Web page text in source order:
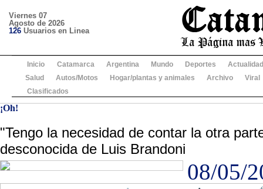
Viernes 07
Agosto de 2026
126 Usuarios en Linea
Inicio Catamarca Argentina Mundo Deportes
Actualidad
Salud
Autos/Motos Hogar/plantas y animales Archivo
Viral
Clasificados
¡Oh!
"Tengo la necesidad de contar la otra
desconocida de Luis Brandoni
08/05/